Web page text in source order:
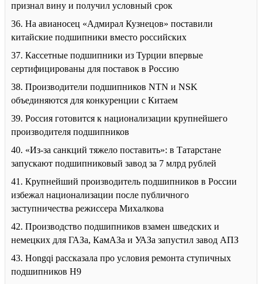
признал вину и получил условный срок
36. На авианосец «Адмирал Кузнецов» поставили
китайские подшипники вместо российских
37. Кассетные подшипники из Турции впервые
сертифицированы для поставок в Россию
38. Производители подшипников NTN и NSK
объединяются для конкуренции с Китаем
39. Россия готовится к национализации крупнейшего
производителя подшипников
40. «Из-за санкций тяжело поставить»: в Татарстане
запускают подшипниковый завод за 7 млрд рублей
41. Крупнейший производитель подшипников в России
избежал национализации после публичного
заступничества режиссера Михалкова
42. Производство подшипников взамен шведских и
немецких для ГАЗа, КамАЗа и УАЗа запустил завод АПЗ
43. Hongqi рассказала про условия ремонта ступичных
подшипников H9